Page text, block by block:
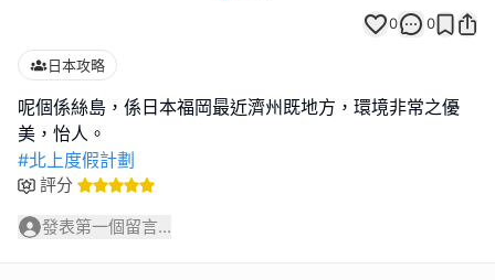
0 0
日本攻略
呢個係絲島，係日本福岡最近濟州既地方，環境非常之優
#北上度假計劃
評分
發表第一個留言...